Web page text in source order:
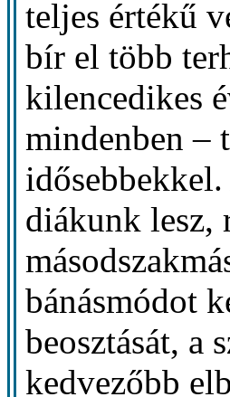
teljes értékű
bír el több
kilencedikes
mindenben –
diákunk lesz,
bánásmódot
beosztását, a
kedvezőbb